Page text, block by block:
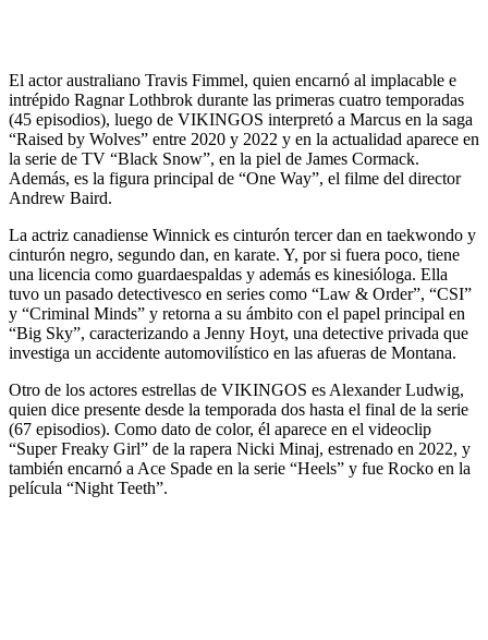
El actor australiano Travis Fimmel, quien encarnó al implacable e
intrépido Ragnar Lothbrok durante las primeras cuatro temporadas
(45 episodios), luego de VIKINGOS interpretó a Marcus en la saga
“Raised by Wolves” entre 2020 y 2022 y en la actualidad aparece en
la serie de TV “Black Snow”, en la piel de James Cormack.
Además, es la figura principal de “One Way”, el filme del director
Andrew Baird.
La actriz canadiense Winnick es cinturón tercer dan en taekwondo y
cinturón negro, segundo dan, en karate. Y, por si fuera poco, tiene
una licencia como guardaespaldas y además es kinesióloga. Ella
tuvo un pasado detectivesco en series como “Law & Order”, “CSI”
y “Criminal Minds” y retorna a su ámbito con el papel principal en
“Big Sky”, caracterizando a Jenny Hoyt, una detective privada que
investiga un accidente automovilístico en las afueras de Montana.
Otro de los actores estrellas de VIKINGOS es Alexander Ludwig,
quien dice presente desde la temporada dos hasta el final de la serie
(67 episodios). Como dato de color, él aparece en el videoclip
“Super Freaky Girl” de la rapera Nicki Minaj, estrenado en 2022, y
también encarnó a Ace Spade en la serie “Heels” y fue Rocko en la
película “Night Teeth”.